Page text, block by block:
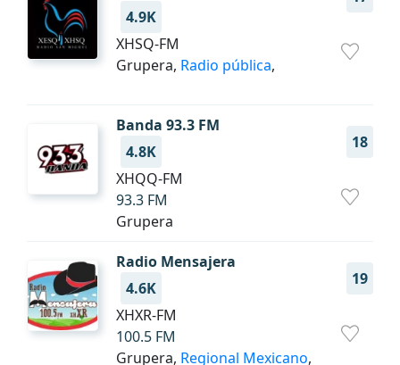
4.9K
XHSQ-FM
Grupera, Radio pública,
Banda 93.3 FM
18
4.8K
XHQQ-FM
93.3 FM
Grupera
Radio Mensajera
19
4.6K
XHXR-FM
100.5 FM
Grupera, Regional Mexicano,